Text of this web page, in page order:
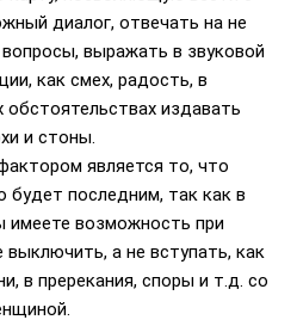
диалог, отвечать на не
выражать в звуковой
как смех, радость, в
издавать
и стоны.
является то, что
будет последним, так как в
имеете возможность при
а не вступать, как
в пререкания, споры и т.д. со